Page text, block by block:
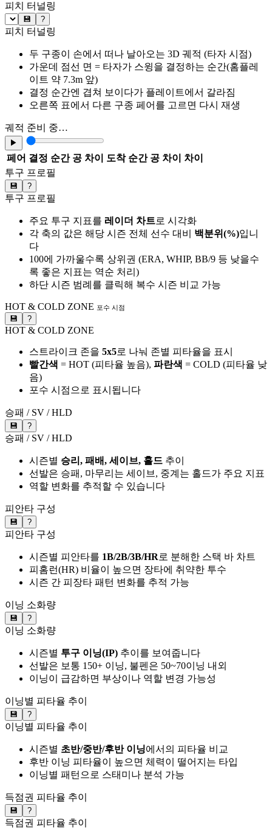
피치 터널링
💾 ?
피치 터널링
두 구종이 손에서 떠나 날아오는 3D 궤적 (타자 시점)
가운데 점선 면 = 타자가 스윙을 결정하는 순간(홈플레
이트 약 7.3m 앞)
결정 순간엔 겹쳐 보이다가 플레이트에서 갈라짐
오른쪽 표에서 다른 구종 페어를 고르면 다시 재생
궤적 준비 중…
▶
페어 결정 순간 공 차이 도착 순간 공 차이
차이
투구 프로필
💾 ?
투구 프로필
주요 투구 지표를 레이더 차트로 시각화
각 축의 값은 해당 시즌 전체 선수 대비 백분위(%)입니
다
100에 가까울수록 상위권 (ERA, WHIP, BB/9 등 낮을수
록 좋은 지표는 역순 처리)
하단 시즌 범례를 클릭해 복수 시즌 비교 가능
HOT & COLD ZONE 포수 시점
💾 ?
HOT & COLD ZONE
스트라이크 존을 5x5로 나눠 존별 피타율을 표시
빨간색 = HOT (피타율 높음), 파란색 = COLD (피타율 낮
음)
포수 시점으로 표시됩니다
승패 / SV / HLD
💾 ?
승패 / SV / HLD
시즌별 승리, 패배, 세이브, 홀드 추이
선발은 승패, 마무리는 세이브, 중계는 홀드가 주요 지표
역할 변화를 추적할 수 있습니다
피안타 구성
💾 ?
피안타 구성
시즌별 피안타를 1B/2B/3B/HR로 분해한 스택 바 차트
피홈런(HR) 비율이 높으면 장타에 취약한 투수
시즌 간 피장타 패턴 변화를 추적 가능
이닝 소화량
💾 ?
이닝 소화량
시즌별 투구 이닝(IP) 추이를 보여줍니다
선발은 보통 150+ 이닝, 불펜은 50~70이닝 내외
이닝이 급감하면 부상이나 역할 변경 가능성
이닝별 피타율 추이
💾 ?
이닝별 피타율 추이
시즌별 초반/중반/후반 이닝에서의 피타율 비교
후반 이닝 피타율이 높으면 체력이 떨어지는 타입
이닝별 패턴으로 스태미나 분석 가능
득점권 피타율 추이
💾 ?
득점권 피타율 추이